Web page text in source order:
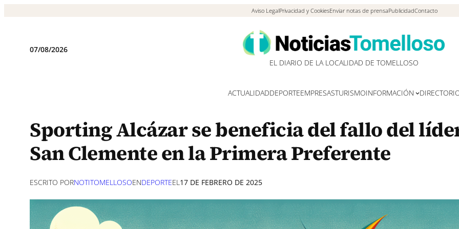
Aviso LegalPrivacidad y CookiesEnviar notas de prensaPublicidadContacto
07/08/2026
EL DIARIO DE LA LOCALIDAD DE TOMELLOSO
ACTUALIDADDEPORTEEMPRESASTURISMOINFORMACIÓN
Sporting Alcázar se beneficia del fallo del
San Clemente en la Primera Preferente
ESCRITO PORNOTITOMELLOSOENDEPORTEEL17 DE FEBRERO DE 2025